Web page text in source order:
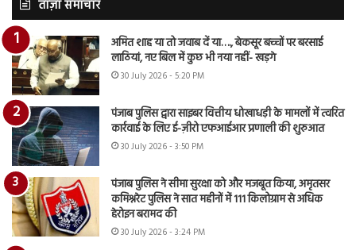
ताज़ा समाचार
अमित शाह या तो जवाब दें या…., बेकसूर बच्चों पर बरसाई
लाठियां, नए बिल में कुछ भी नया नहीं- खड़गे
30 July 2026 - 5:20 PM
पंजाब पुलिस द्वारा साइबर वित्तीय धोखाधड़ी के मामलों में त्वरित
कार्रवाई के लिए ई-ज़ीरो एफआईआर प्रणाली की शुरुआत
30 July 2026 - 3:50 PM
पंजाब पुलिस ने सीमा सुरक्षा को और मजबूत किया, अमृतसर
कमिश्नरेट पुलिस ने सात महीनों में 111 किलोग्राम से अधिक
हेरोइन बरामद की
30 July 2026 - 3:24 PM